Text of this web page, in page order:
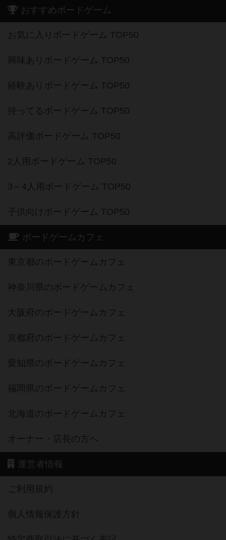
おすすめボードゲーム
お気に入りボードゲーム TOP50
興味ありボードゲーム TOP50
経験ありボードゲーム TOP50
持ってるボードゲーム TOP50
高評価ボードゲーム TOP50
2人用ボードゲーム TOP50
3～4人用ボードゲーム TOP50
子供向けボードゲーム TOP50
ボードゲームカフェ
東京都のボードゲームカフェ
神奈川県のボードゲームカフェ
大阪府のボードゲームカフェ
京都府のボードゲームカフェ
愛知県のボードゲームカフェ
福岡県のボードゲームカフェ
北海道のボードゲームカフェ
オーナー・店長の方へ
運営者情報
ご利用規約
個人情報保護方針